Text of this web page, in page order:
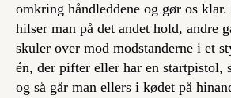
omkring håndleddene og gør os klar.
hilser man på det andet hold, andre
skuler over mod modstanderne i et
én, der pifter eller har en startpistol,
og så går man ellers i kødet på